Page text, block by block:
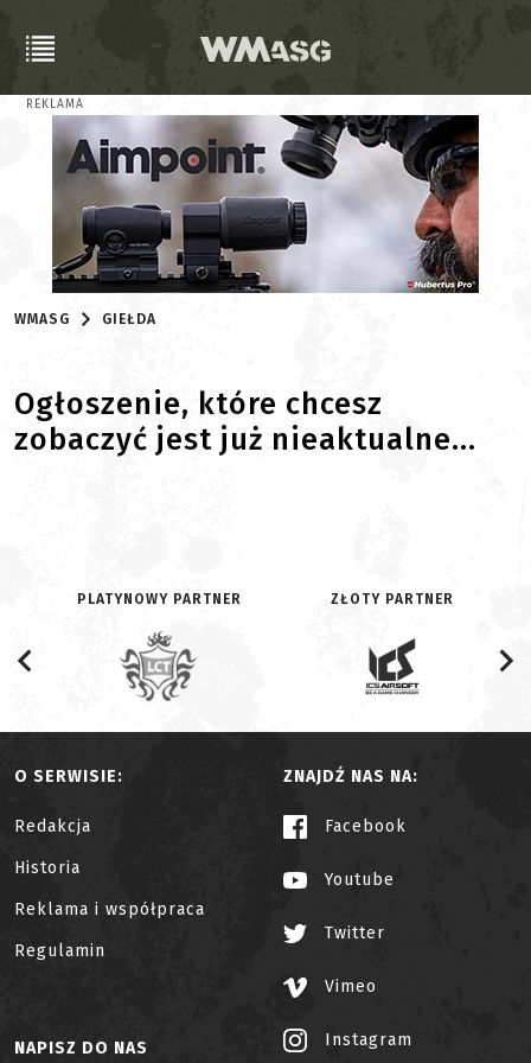
REKLAMA
WMASG GIEŁDA
Ogłoszenie, które chcesz
zobaczyć jest już nieaktualne...
PLATYNOWY PARTNER ZŁOTY PARTNER
O SERWISIE:
Redakcja
Historia
Reklama i współpraca
Regulamin
ZNAJDŹ NAS NA:
Facebook
Youtube
Twitter
Vimeo
Instagram
NAPISZ DO NAS